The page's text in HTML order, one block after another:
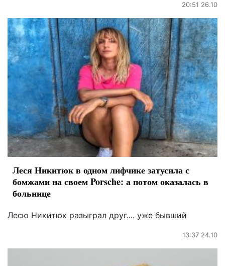
20:51 26.10
Леся Никитюк в одном лифчике затусила с
бомжами на своем Porsche: а потом оказалась в
больнице
Лесю Никитюк разыграл друг.... уже бывший
13:37 24.10